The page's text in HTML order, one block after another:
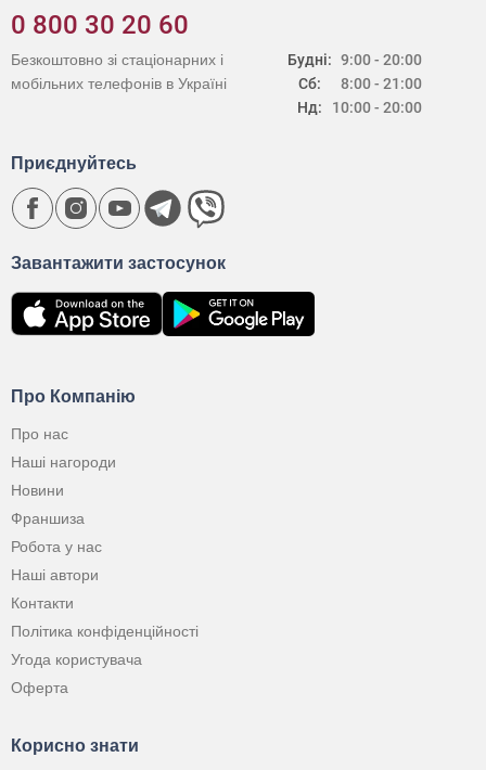
0 800 30 20 60
Будні:
Сб:
Нд:
9:00 - 20:00
8:00 - 21:00
10:00 - 20:00
Безкоштовно зі стаціонарних і
мобільних телефонів в Україні
Про Компанію
Про нас
Наші нагороди
Новини
Франшиза
Робота у нас
Наші автори
Контакти
Політика конфіденційності
Угода користувача
Оферта
Корисно знати
Завантажити застосунок
Приєднуйтесь